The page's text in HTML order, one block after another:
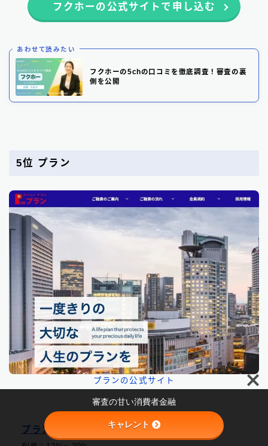
Follow Me
フクホーの公式サイトで申し込む
あわせて読みたい
フクホーの5chの口コミを徹底調査！審査の裏
側を公開
5位 プラン
プランの公式サイト
プラン
審査の甘い消費者金融
キャレント